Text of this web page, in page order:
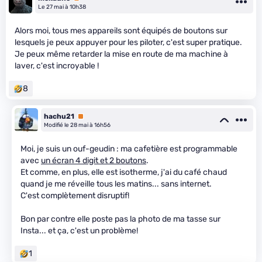
Le 27 mai à 10h38
Alors moi, tous mes appareils sont équipés de boutons sur
lesquels je peux appuyer pour les piloter, c'est super pratique.
Je peux même retarder la mise en route de ma machine à
laver, c'est incroyable !
8
hachu21 Premium
Modifié le 28 mai à 16h56
Moi, je suis un ouf-geudin : ma cafetière est programmable
avec un écran 4 digit et 2 boutons.
Et comme, en plus, elle est isotherme, j'ai du café chaud
quand je me réveille tous les matins... sans internet.
C'est complètement disruptif!
Bon par contre elle poste pas la photo de ma tasse sur
Insta... et ça, c'est un problème!
1